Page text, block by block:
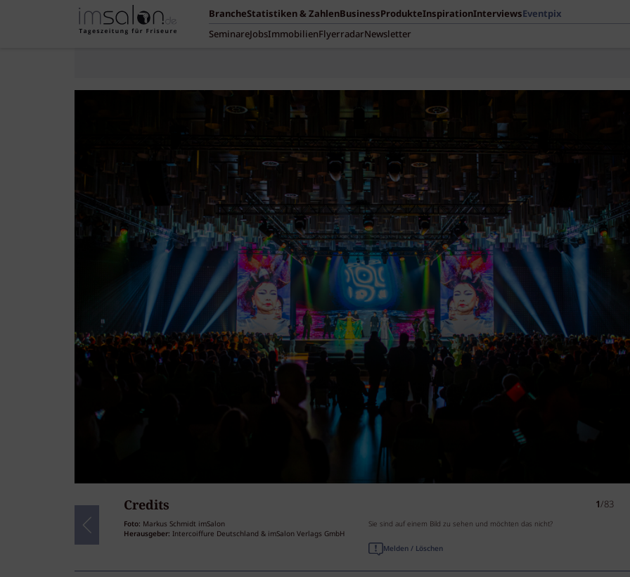
BrancheStatistiken & ZahlenBusinessProdukteInspirationInterviewsEventpix
SeminareJobsImmobilienFlyerradarNewsletter
Credits 1/83
Foto: Markus Schmidt imSalon
Herausgeber: Intercoiffure Deutschland & imSalon Verlags GmbH
Sie sind auf einem Bild zu sehen und möchten das nicht?
Melden / Löschen